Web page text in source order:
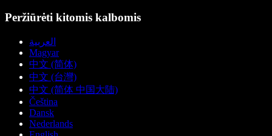
Peržiūrėti kitomis kalbomis
العربية
Magyar
中文 (简体)
中文 (台灣)
中文 (简体 中国大陆)
Čeština
Dansk
Nederlands